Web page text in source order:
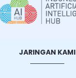
JARINGAN KAMI